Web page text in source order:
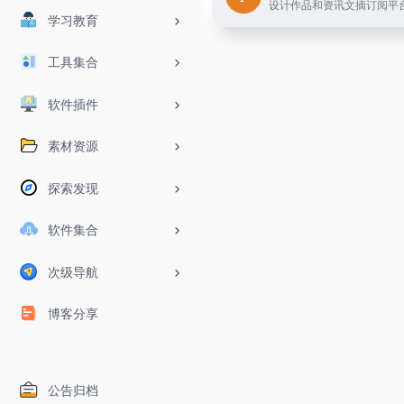
学习教育
工具集合
软件插件
素材资源
探索发现
软件集合
次级导航
博客分享
公告归档
设计作品和资讯文摘订阅平